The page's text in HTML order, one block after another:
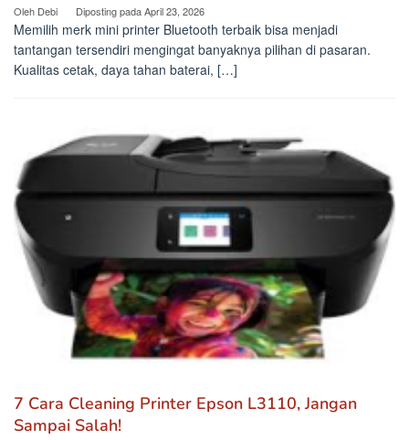
Oleh Debi Diposting padaApril 23, 2026
Memilih merk mini printer Bluetooth terbaik bisa menjadi
tantangan tersendiri mengingat banyaknya pilihan di pasaran.
Kualitas cetak, daya tahan baterai, […]
7 Cara Cleaning Printer Epson L3110, Jangan
Sampai Salah!